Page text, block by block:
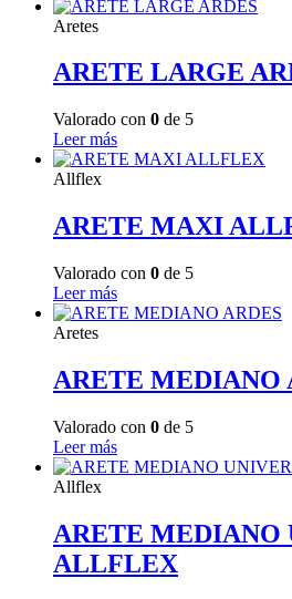
Aretes
ARETE LARGE
Valorado con 0 de 5
Leer más
Allflex
ARETE MAXI
Valorado con 0 de 5
Leer más
Aretes
ARETE MEDIANO
Valorado con 0 de 5
Leer más
Allflex
ARETE MEDIANO
ALLFLEX